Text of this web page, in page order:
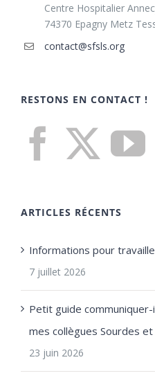
Centre Hospitalier
74370 Epagny Metz
contact@sfsls.org
RESTONS EN CONTACT !
ARTICLES RÉCENTS
Informations pour
7 juillet 2026
Petit guide
mes collègues Sourdes et
23 juin 2026